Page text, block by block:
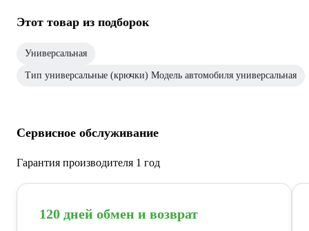
Этот товар из подборок
Универсальная
Тип универсальные (крючки) Модель автомобиля универсальная
Сервисное обслуживание
Гарантия производителя 1 год
120 дней обмен и возврат